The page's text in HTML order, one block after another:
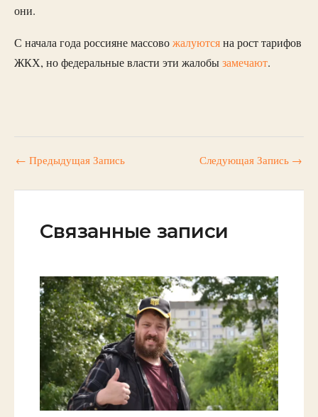
они.
С начала года россияне массовожалуютсяна рост тарифов
ЖКХ, но федеральные власти эти жалобызамечают.
← Предыдущая Запись Следующая Запись →
Связанные записи